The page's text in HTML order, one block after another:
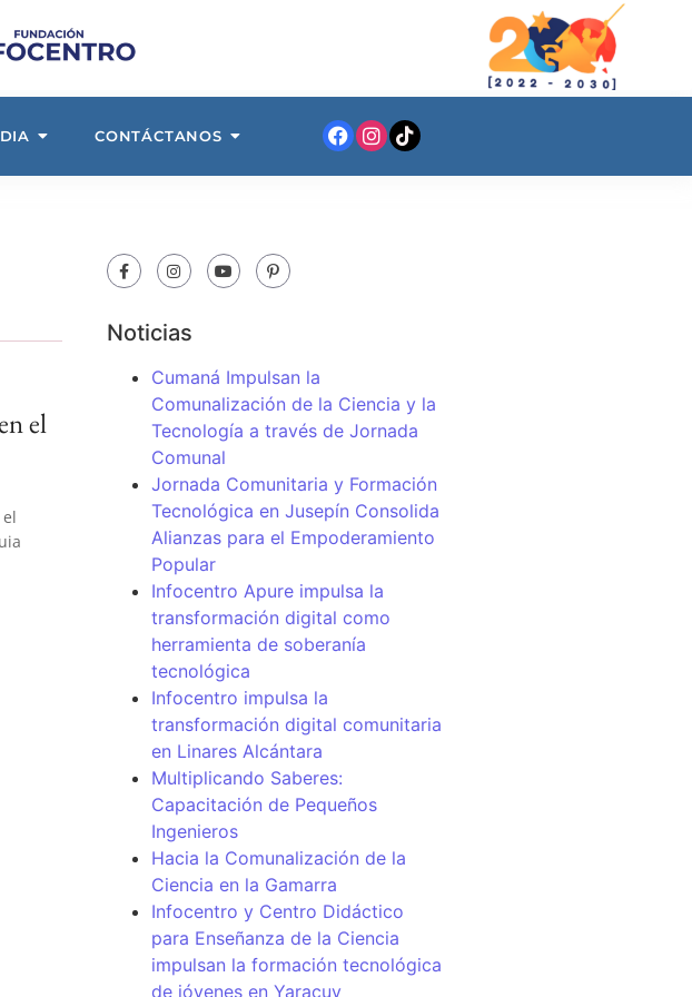
CONTÁCTANOS
el
Noticias
Cumaná Impulsan la
Comunalización de la Ciencia y la
Tecnología a través de Jornada
Comunal
Jornada Comunitaria y Formación
Tecnológica en Jusepín Consolida
Alianzas para el Empoderamiento
Popular
Infocentro Apure impulsa la
transformación digital como
herramienta de soberanía
tecnológica
Infocentro impulsa la
transformación digital comunitaria
en Linares Alcántara
Multiplicando Saberes:
Capacitación de Pequeños
Ingenieros
Hacia la Comunalización de la
Ciencia en la Gamarra
Infocentro y Centro Didáctico
para Enseñanza de la Ciencia
impulsan la formación tecnológica
de jóvenes en Yaracuy